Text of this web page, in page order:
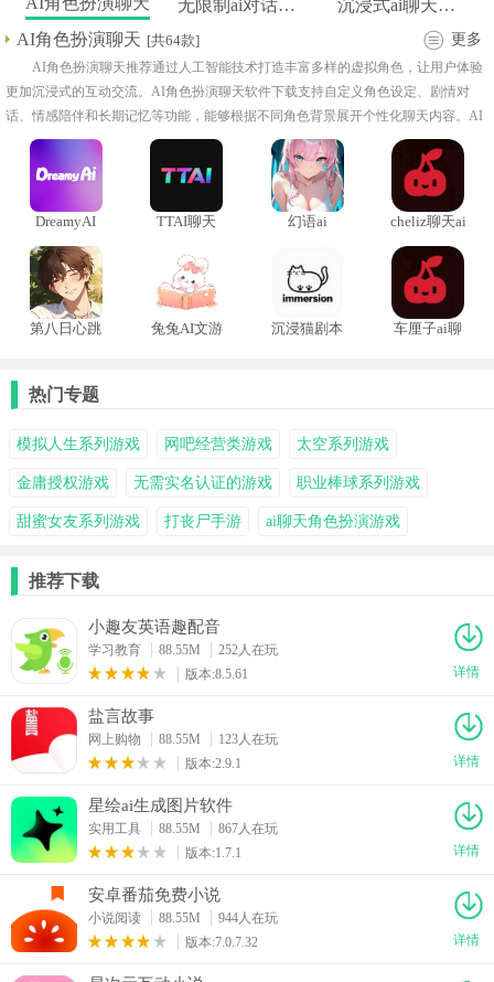
无限制ai对话软件
沉浸式ai聊天软件
AI角色扮演聊天 [共64款] 更多
AI角色扮演聊天推荐通过人工智能技术打造丰富多样的虚拟角色，让用户体验
更加沉浸式的互动交流。AI角色扮演聊天软件下载支持自定义角色设定、剧情对
话、情感陪伴和长期记忆等功能，能够根据不同角色背景展开个性化聊天内容。AI
角色扮演聊天模拟器手机版合集加入世界观设定、多角色互动和故事创作玩法，提
升整体体验的趣味性和代入感。
DreamyAI TTAI聊天 幻语ai cheliz聊天ai
第八日心跳
兔兔AI文游
沉浸猫剧本
车厘子ai聊
热门专题
模拟人生系列游戏 网吧经营类游戏 太空系列游戏
金庸授权游戏 无需实名认证的游戏 职业棒球系列游戏
甜蜜女友系列游戏 打丧尸手游 ai聊天角色扮演游戏
推荐下载
小趣友英语趣配音
学习教育 88.55M
252人在玩
版本:8.5.61
详情
盐言故事
网上购物 88.55M
123人在玩
版本:2.9.1
详情
星绘ai生成图片软件
实用工具 88.55M
867人在玩
版本:1.7.1
详情
安卓番茄免费小说
小说阅读 88.55M
944人在玩
版本:7.0.7.32
详情